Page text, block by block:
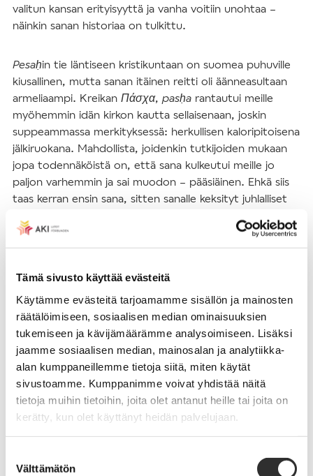
Tämä sivusto käyttää evästeitä
Käytämme evästeitä tarjoamamme sisällön ja mainosten
räätälöimiseen, sosiaalisen median ominaisuuksien
tukemiseen ja kävijämäärämme analysoimiseen. Lisäksi
jaamme sosiaalisen median, mainosalan ja analytiikka-
alan kumppaneillemme tietoja siitä, miten käytät
sivustoamme. Kumppanimme voivat yhdistää näitä
tietoja muihin tietoihin, joita olet antanut heille tai joita on
kerätty, kun olet käyttänyt heidän palvelujaan.
valinta
Välttämätön
valitun kansan erityisyyttä ja vanha voitiin unohtaa –
näinkin sanan historiaa on tulkittu.
Pesaḥin tie läntiseen kristikuntaan on suomea puhuville
kiusallinen, mutta sanan itäinen reitti oli äänneasultaan
armeliaampi. Kreikan Πάσχα, pasḥa rantautui meille
myöhemmin idän kirkon kautta sellaisenaan, joskin
suppeammassa merkityksessä: herkullisen kaloripitoisena
jälkiruokana. Mahdollista, joidenkin tutkijoiden mukaan
jopa todennäköistä on, että sana kulkeutui meille jo
paljon varhemmin ja sai muodon – pääsiäinen. Ehkä siis
taas kerran ensin sana, sitten sanalle keksityt juhlalliset
Ēostre
innokkaimmat taluttavat joukkoon myös
mesopotamialaisenIshtarin. Uskomus perustuu 700-
luvulla eläneen munkkiBeden kirjoitukseen, jossa hän
kuvailee esikristillisten aikojen kevätrituaaleja. Ihan kaikkia
tutkijoita näin suppea lähdeaineisto ei vakuuta. Joka
tapauksessa sanan läpi kuultaaEast taiOst,
auringonnousun ilmansuunta.